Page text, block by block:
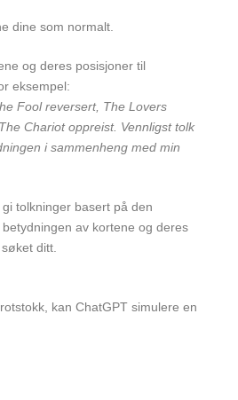
dine som normalt.
og deres posisjoner til
eksempel:
Fool reversert, The Lovers
Chariot oppreist. Vennligst tolk
i sammenheng med min
tolkninger basert på den
av kortene og deres
ditt.
kan ChatGPT simulere en